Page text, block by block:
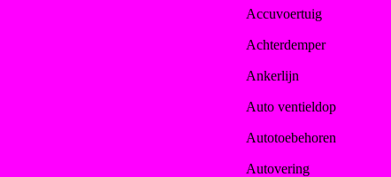
Accuvoertuig
Achterdemper
Ankerlijn
Auto ventieldop
Autotoebehoren
Autovering